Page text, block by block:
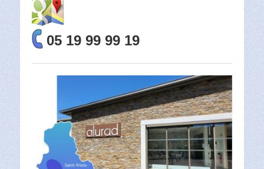
05 19 99 99 19